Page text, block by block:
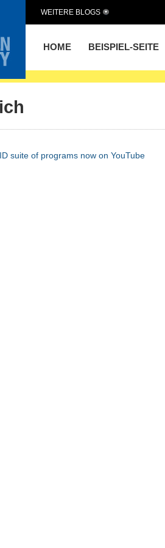
HOME BEISPIEL-SEITE
WEITERE BLOGS
suite of programs now on YouTube